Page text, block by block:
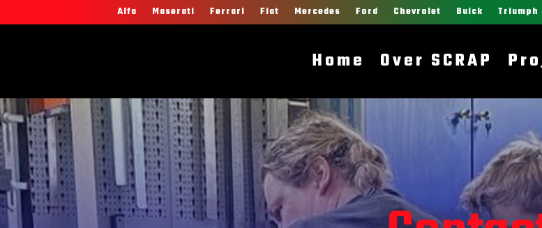
Alfa Maserati Ferrari Fiat Mercedes Ford Chevrolet Buick Triumph
Home Over SCRAP